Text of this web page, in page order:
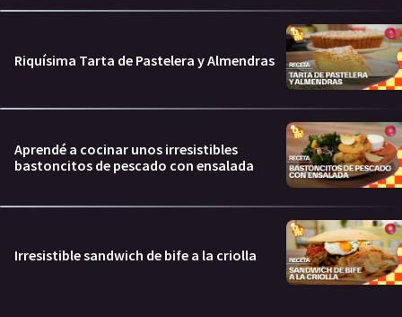
Riquísima Tarta de Pastelera y Almendras
Aprendé a cocinar unos irresistibles
bastoncitos de pescado con ensalada
Irresistible sandwich de bife a la criolla